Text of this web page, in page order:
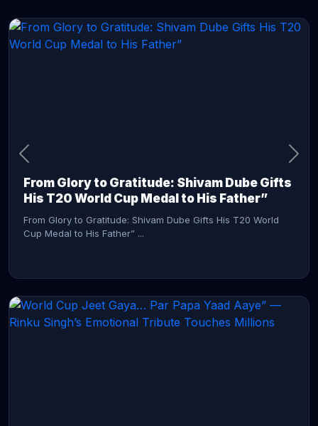
From Glory to Gratitude: Shivam Dube Gifts
His T20 World Cup Medal to His Father”
From Glory to Gratitude: Shivam Dube Gifts His T20 World
Cup Medal to His Father” ...